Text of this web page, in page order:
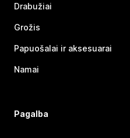
Drabužiai
Grožis
Papuošalai ir aksesuarai
Namai
Pagalba